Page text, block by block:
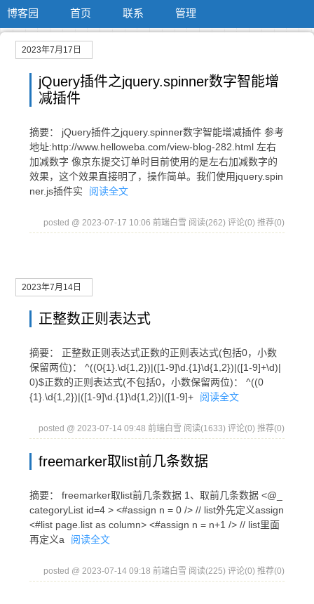
博客园 首页 联系 管理
2023年7月17日
jQuery插件之jquery.spinner数字智能增
减插件
摘要： jQuery插件之jquery.spinner数字智能增减插件 参考
地址:http://www.helloweba.com/view-blog-282.html 左右
加减数字 像京东提交订单时目前使用的是左右加减数字的
效果，这个效果直接明了，操作简单。我们使用jquery.spin
ner.js插件实
阅读全文
posted @ 2023-07-17 10:06 前端白雪 阅读(262) 评论(0) 推荐(0)
2023年7月14日
正整数正则表达式
摘要： 正整数正则表达式正数的正则表达式(包括0，小数
保留两位)： ^((0{1}.\d{1,2})|([1-9]\d.{1}\d{1,2})|([1-9]+\d)|
0)$正数的正则表达式(不包括0，小数保留两位)： ^((0
{1}.\d{1,2})|([1-9]\d.{1}\d{1,2})|([1-9]+
阅读全文
posted @ 2023-07-14 09:48 前端白雪 阅读(1633) 评论(0) 推荐(0)
freemarker取list前几条数据
摘要： freemarker取list前几条数据 1、取前几条数据 <@_
categoryList id=4 > <#assign n = 0 /> // list外先定义assign
<#list page.list as column> <#assign n = n+1 /> // list里面
再定义a
阅读全文
posted @ 2023-07-14 09:18 前端白雪 阅读(225) 评论(0) 推荐(0)